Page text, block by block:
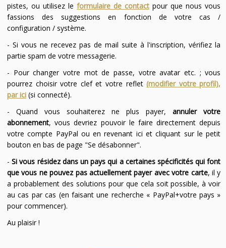
pistes, ou utilisez leformulaire de contact pour que nous vous
fassions des suggestions en fonction de votre cas /
configuration / système.
- Si vous ne recevez pas de mail suite à l'inscription, vérifiez la
partie spam de votre messagerie.
- Pour changer votre mot de passe, votre avatar etc. ; vous
pourrez choisir votre clef et votre reflet(modifier votre profil),
par ici(si connecté).
- Quand vous souhaiterez ne plus payer,annuler votre
abonnement, vous devriez pouvoir le faire directement depuis
votre compte PayPal ou en revenant ici et cliquant sur le petit
bouton en bas de page "Se désabonner".
-Si vous résidez dans un pays qui a certaines spécificités qui font
que vous ne pouvez pas actuellement payer avec votre carte, il y
a probablement des solutions pour que cela soit possible, à voir
au cas par cas (en faisant une recherche « PayPal+votre pays »
pour commencer).
Au plaisir !